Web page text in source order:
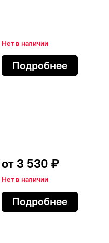
Нет в наличии
Подробнее
от 3 530 ₽
Нет в наличии
Подробнее